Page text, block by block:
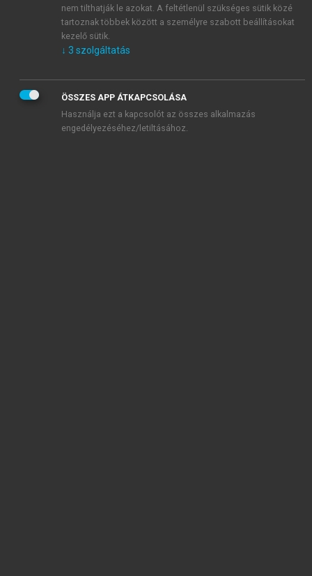
mersz.huoldalak licencszerződéseiben foglaltakat
tudomásul veszem és elfogadom.
KIPRÓBÁLOM
nem tilthatják le azokat. A feltétlenül szükséges sütik közé
tartoznak többek között a személyre szabott beállításokat
kezelő sütik.
↓ 3 szolgáltatás
ÖSSZES APP ÁTKAPCSOLÁSA
Használja ezt a kapcsolót az összes alkalmazás
engedélyezéséhez/letiltásához.